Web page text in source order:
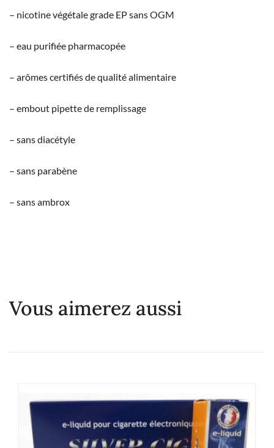
– nicotine végétale grade EP sans OGM
– eau purifiée pharmacopée
– arômes certifiés de qualité alimentaire
– embout pipette de remplissage
– sans diacétyle
– sans parabène
– sans ambrox
Vous aimerez aussi